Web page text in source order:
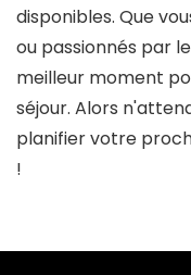
disponibles. Que
ou passionnés par
meilleur moment
séjour. Alors
planifier votre
!